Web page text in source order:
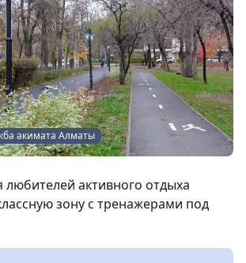
акимата Алматы
любителей активного отдыха
зону с тренажерами под